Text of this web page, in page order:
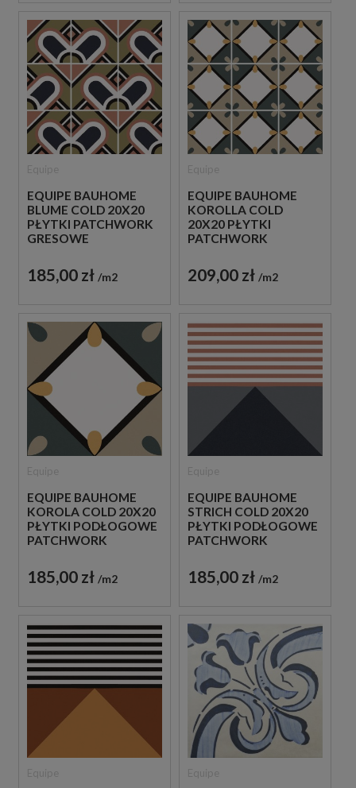
EQUIPE BAUHOME
BLUME COLD 20X20
PŁYTKI PATCHWORK
GRESOWE
185,00 zł m2
EQUIPE BAUHOME
KOROLLA COLD
20X20 PŁYTKI
PATCHWORK
209,00 zł m2
EQUIPE BAUHOME
KOROLA COLD 20X20
PŁYTKI PODŁOGOWE
PATCHWORK
185,00 zł m2
EQUIPE BAUHOME
STRICH COLD 20X20
PŁYTKI PODŁOGOWE
PATCHWORK
185,00 zł m2